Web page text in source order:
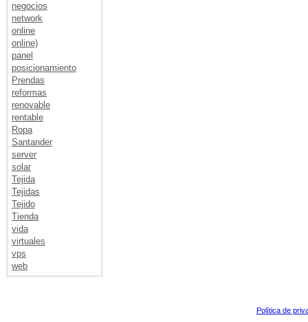
negocios
network
online
online)
panel
posicionamiento
Prendas
reformas
renovable
rentable
Ropa
Santander
server
solar
Tejida
Tejidas
Tejido
Tienda
vida
virtuales
vps
web
Política de